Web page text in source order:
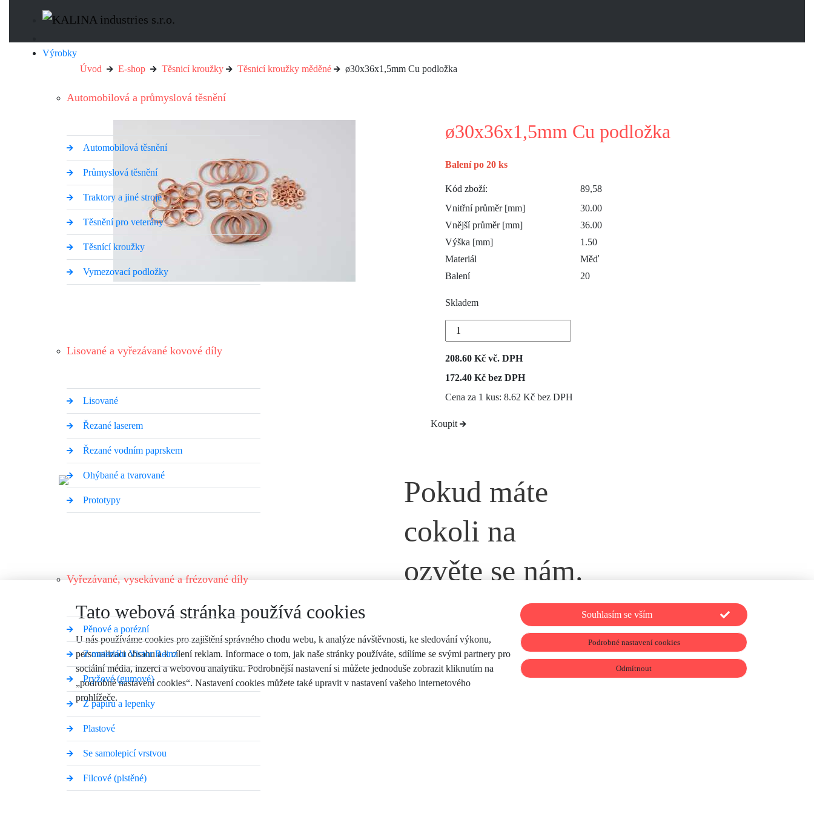
Tato webová stránka používá cookies
U nás používáme cookies pro zajištění správného chodu webu, k analýze návštěvnosti, ke sledování výkonu,
personalizaci obsahu a k cílení reklam. Informace o tom, jak naše stránky používáte, sdílíme se svými partnery pro
sociální média, inzerci a webovou analytiku. Podrobnější nastavení si můžete jednoduše zobrazit kliknutím na
„podrobné nastavení cookies“. Nastavení cookies můžete také upravit v nastavení vašeho internetového
prohlížeče.
Souhlasím se vším
Podrobné nastavení cookies
Odmítnout
Výrobky
Automobilová a průmyslová těsnění
Automobilová těsnění
Průmyslová těsnění
Traktory a jiné stroje
Těsnění pro veterány
Těsnící kroužky
Vymezovací podložky
Lisované a vyřezávané kovové díly
Lisované
Řezané laserem
Řezané vodním paprskem
Ohýbané a tvarované
Prototypy
Vyřezávané, vysekávané a frézované díly
Pěnové a porézní
Z materiálu Victor Reinz
Pryžové (gumové)
Z papíru a lepenky
Plastové
Se samolepicí vrstvou
Filcové (plstěné)
Úvod E-shop Těsnicí kroužky Těsnicí kroužky měděné ø30x36x1,5mm Cu podložka
ø30x36x1,5mm Cu podložka
Balení po 20 ks
Kód zboží:
89,58
Vnitřní průměr [mm]
30.00
Vnější průměr [mm]
36.00
Výška [mm]
1.50
Materiál
Měď
Balení
20
Skladem
208.60 Kč vč. DPH
172.40 Kč bez DPH
Cena za 1 kus: 8.62 Kč bez DPH
Koupit
Pokud máte
cokoli na
ozvěte se nám.
Kontaktovat
adresa
U Tescomy 255
Zlín - Lužkovice 760 01
navigovat
kontakty sledujte nás